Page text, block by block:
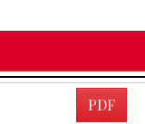
PDF